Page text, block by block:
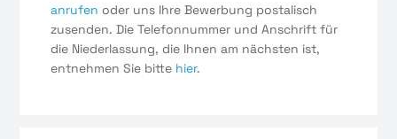
anrufen oder uns Ihre Bewerbung postalisch
zusenden. Die Telefonnummer und Anschrift für
die Niederlassung, die Ihnen am nächsten ist,
entnehmen Sie bitte hier.